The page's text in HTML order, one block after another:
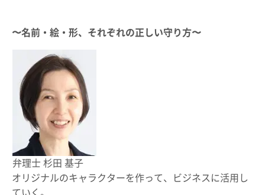
〜名前・絵・形、それぞれの正しい守り方〜
弁理士 杉田 基子
オリジナルのキャラクターを作って、ビジネスに活用し
ていく。